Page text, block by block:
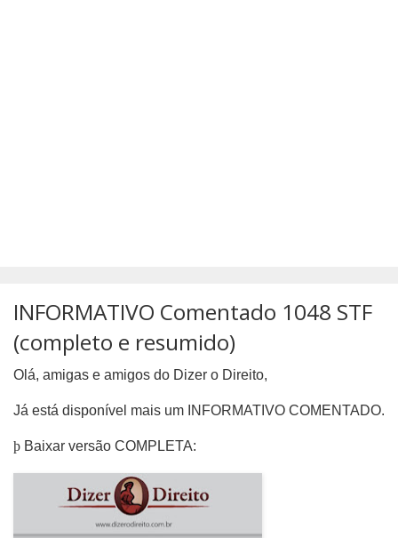
INFORMATIVO Comentado 1048 STF
(completo e resumido)
Olá, amigas e amigos do Dizer o Direito,
Já está disponível mais um INFORMATIVO COMENTADO.
þ Baixar versão COMPLETA: